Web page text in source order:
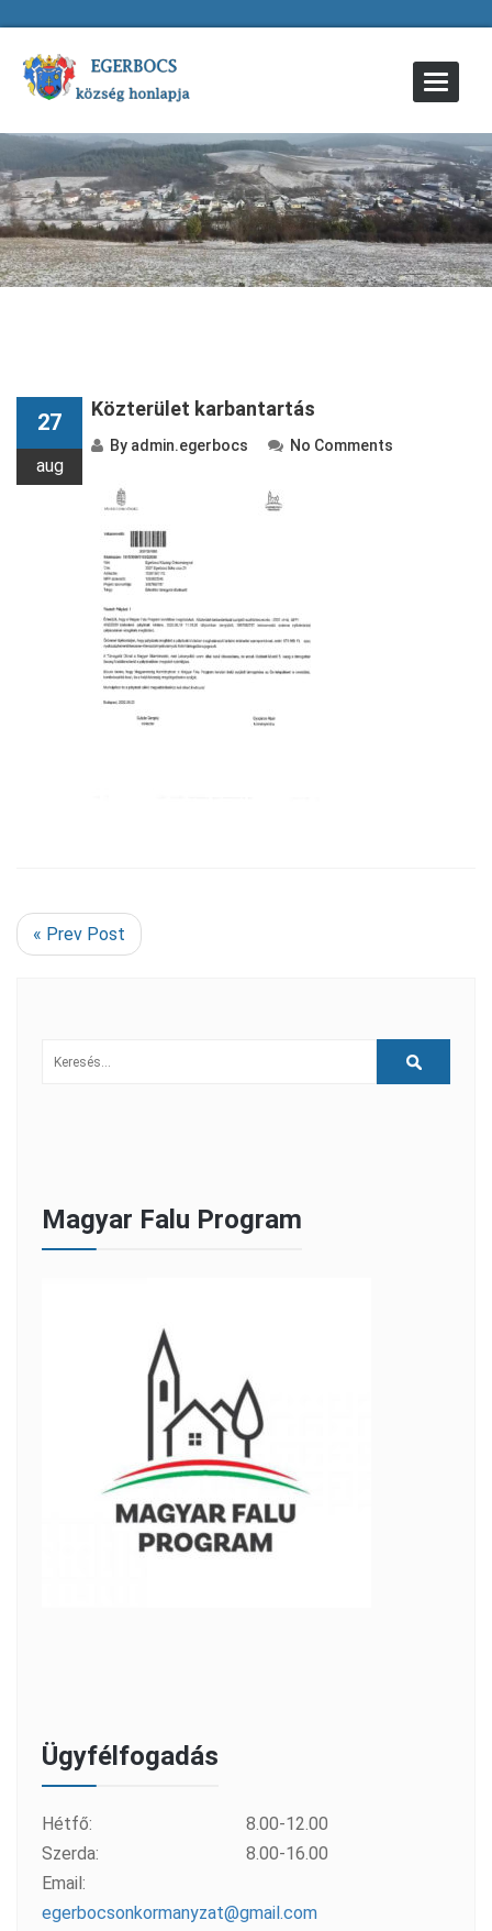
Toggle
27
aug
Közterület karbantartás
By admin.egerbocs No Comments
« Prev Post
Magyar Falu Program
Ügyfélfogadás
Hétfő:
8.00-12.00
Szerda:
8.00-16.00
Email:
egerbocsonkormanyzat@gmail.com